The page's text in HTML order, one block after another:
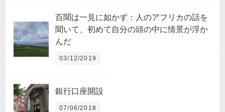
百聞は一見に如かず：人のアフリカの話を
聞いて、初めて自分の頭の中に情景が浮か
んだ
03/12/2019
銀行口座開設
07/06/2018